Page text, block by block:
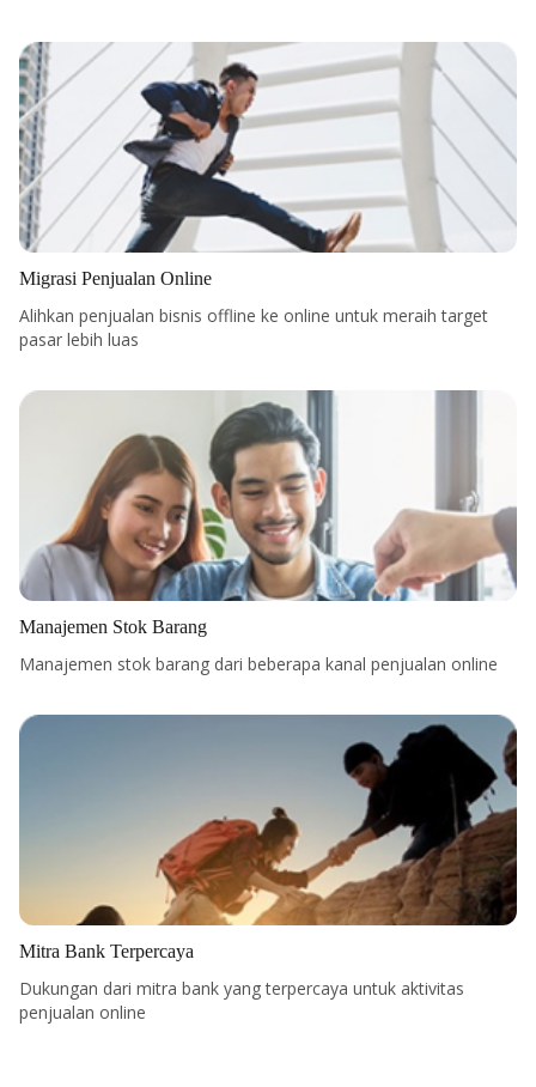
Migrasi Penjualan Online
Alihkan penjualan bisnis offline ke online untuk meraih target
pasar lebih luas
Manajemen Stok Barang
Manajemen stok barang dari beberapa kanal penjualan online
Mitra Bank Terpercaya
Dukungan dari mitra bank yang terpercaya untuk aktivitas
penjualan online